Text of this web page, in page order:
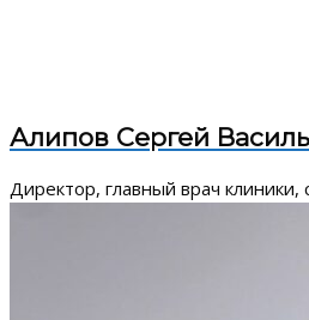
Алипов Сергей
Директор, главный врач клиники,